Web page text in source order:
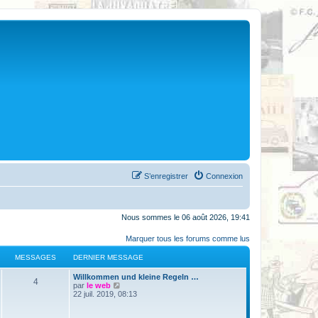
Connexion
S’enregistrer
Nous sommes le 06 août 2026, 19:41
Marquer tous les forums comme lus
MESSAGES DERNIER MESSAGE
4
Willkommen und kleine Regeln …
par le web
o
22 juil. 2019, 08:13